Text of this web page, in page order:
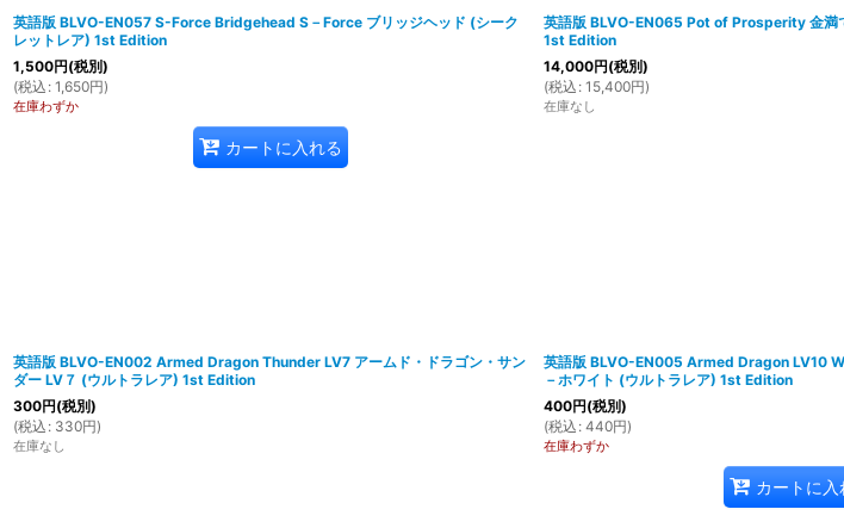
英語版 BLVO-EN057 S-Force Bridgehead S－Force ブリッジヘッド (シーク
レットレア) 1st Edition
1,500円(税別)
(税込 : 1,650円)
在庫わずか
カートに入れる
英語版 BLVO-EN065 Pot of Prosperity 金満
1st Edition
14,000円(税別)
(税込 : 15,400円)
在庫なし
英語版 BLVO-EN002 Armed Dragon Thunder LV7 アームド・ドラゴン・サン
ダー LV７ (ウルトラレア) 1st Edition
300円(税別)
(税込 : 330円)
在庫なし
英語版 BLVO-EN005 Armed Dragon LV10
－ホワイト (ウルトラレア) 1st Edition
400円(税別)
(税込 : 440円)
在庫わずか
カートに入